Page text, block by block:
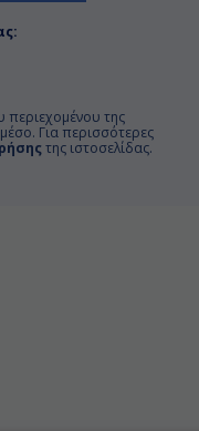
της
Για περισσότερες
της ιστοσελίδας.